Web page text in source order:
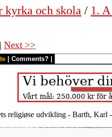
kyrka och skola / 1.
| Next >>
Comments?
religiøse udvikling - Barth, Karl